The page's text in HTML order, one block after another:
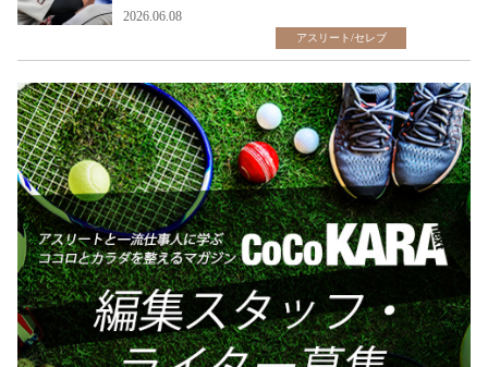
2026.06.08
アスリート/セレブ